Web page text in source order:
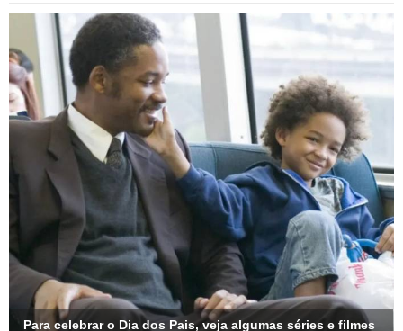
Para celebrar o Dia dos Pais, veja algumas séries e filmes